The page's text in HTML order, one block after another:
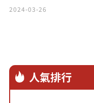
2024-03-26
人氣排行